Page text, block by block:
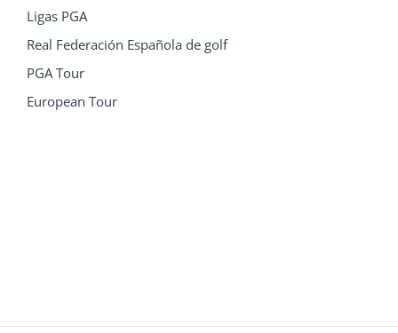
Ligas PGA
Real Federación Española de golf
PGA Tour
European Tour